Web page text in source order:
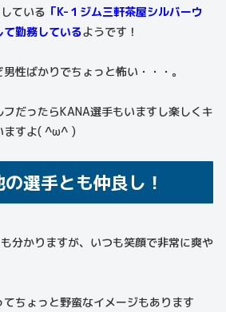
ている 「K-１ジム三軒茶屋シルバーウ
勤務しているようです！
性ばかりでちょっと怖い・・・。
だったらKANA選手もいますし楽しくキ
ますよ( ^ω^ )
選手とも仲良し！
分かりますが、いつも笑顔で非常に爽や
ちょっと野蛮なイメージもあります